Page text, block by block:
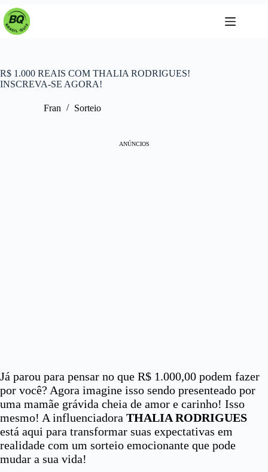
Pular
para
R$ 1.000 REAIS COM THALIA RODRIGUES!
INSCREVA-SE AGORA!
Fran Sorteio
ANÚNCIOS
Já parou para pensar no que R$ 1.000,00 podem fazer
por você? Agora imagine isso sendo presenteado por
uma mamãe grávida cheia de amor e carinho! Isso
mesmo! A influenciadora THALIA RODRIGUES
está aqui para transformar suas expectativas em
realidade com um sorteio emocionante que pode
mudar a sua vida!